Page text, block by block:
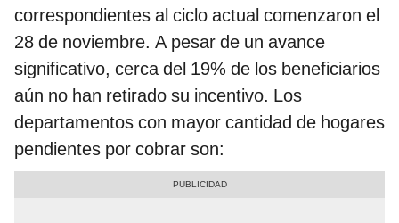
correspondientes al ciclo actual comenzaron el
28 de noviembre. A pesar de un avance
significativo, cerca del 19% de los beneficiarios
aún no han retirado su incentivo. Los
departamentos con mayor cantidad de hogares
pendientes por cobrar son: